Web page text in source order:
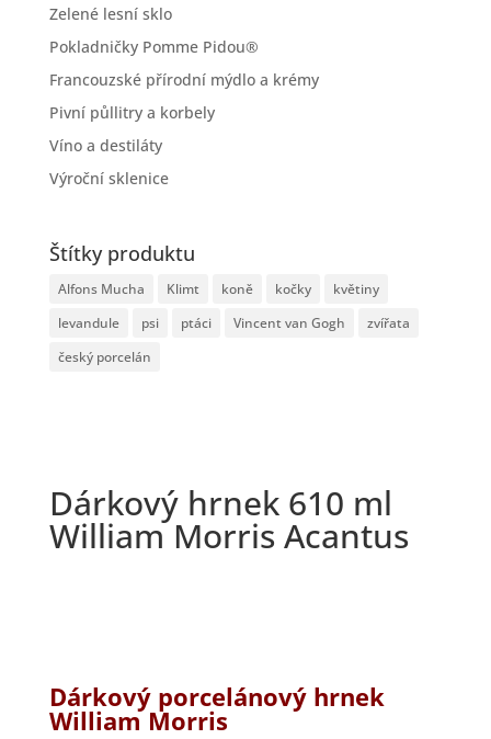
Zelené lesní sklo
Pokladničky Pomme Pidou®
Francouzské přírodní mýdlo a krémy
Pivní půllitry a korbely
Víno a destiláty
Výroční sklenice
Štítky produktu
Alfons Mucha Klimt koně kočky
květiny
levandule
psi ptáci Vincent van Gogh
zvířata
český porcelán
Dárkový hrnek 610 ml
William Morris Acantus
Dárkový porcelánový hrnek
William Morris